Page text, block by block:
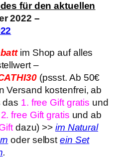
für den aktuellen
2022 –
im Shop auf alles
–
(pssst. Ab 50€
Versand kostenfrei, ab
das 1. free Gift gratis und
2. free Gift gratis und ab
dazu) >> im Natural
oder selbstein Set
.